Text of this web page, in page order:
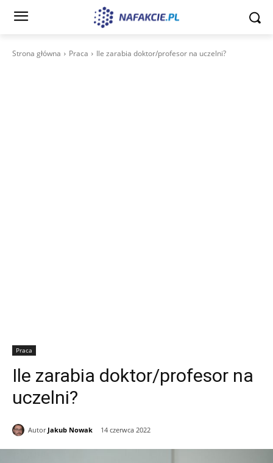
Strona główna Praca Ile zarabia doktor/profesor na uczelni?
Praca
Ile zarabia doktor/profesor na
uczelni?
Autor Jakub Nowak 14 czerwca 2022